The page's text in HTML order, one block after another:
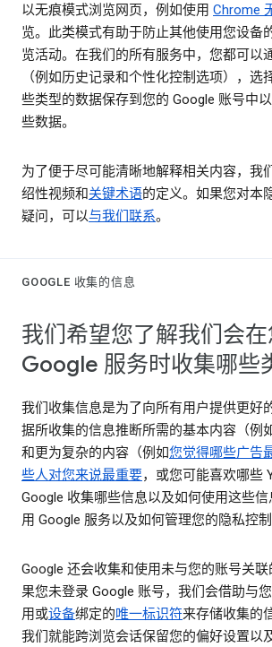
以无痕模式浏览网页，例如使用 Chrome
览。此类模式有助于防止其他使用您设备
览活动。在我们的所有服务中，您都可以
（例如历史记录和个性化控制选项），选
些类型的数据保存到您的 Google 账号中
些数据。
为了便于尽可能清晰地解释相关内容，我
绍性视频和关键术语的定义。如果您对本
疑问，可以与我们联系。
GOOGLE 收集的信息
我们希望您了解我们会在
Google 服务时收集哪些
我们收集信息是为了向所有用户提供更好
据所收集的信息推断所需的基本内容（例
和更为复杂的内容（例如您觉得哪些广告
些人对您来说最重要，或您可能喜欢哪些
Google 收集哪些信息以及如何使用这些
用 Google 服务以及如何管理您的隐私控制
Google 还会收集和使用未与您的账号关
果您未登录 Google 账号，我们会借助与
用或设备绑定的唯一标识符来存储收集的
我们就能跨浏览会话保留您的偏好设置以